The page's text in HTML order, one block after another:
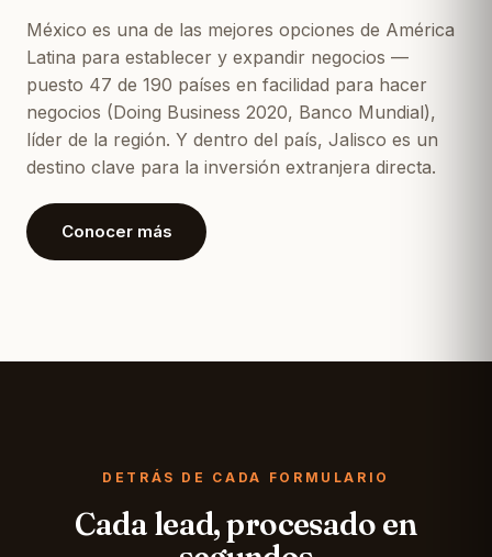
México es una de las mejores opciones de América
Latina para establecer y expandir negocios —
puesto 47 de 190 países en facilidad para hacer
negocios (Doing Business 2020, Banco Mundial),
líder de la región. Y dentro del país, Jalisco es un
destino clave para la inversión extranjera directa.
Conocer más
DETRÁS DE CADA FORMULARIO
Cada lead, procesado en